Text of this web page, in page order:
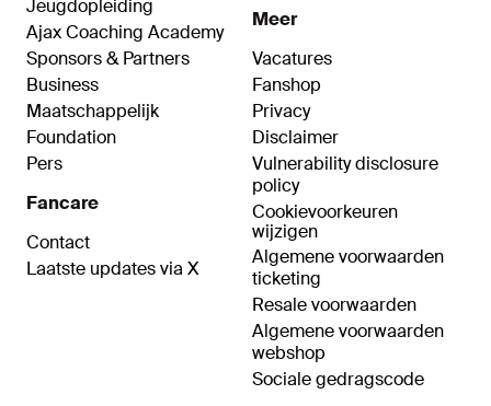
Jeugdopleiding
Ajax Coaching Academy
Sponsors & Partners
Business
Maatschappelijk
Foundation
Pers
Fancare
Contact
Laatste updates via X
Meer
Vacatures
Fanshop
Privacy
Disclaimer
Vulnerability disclosure
policy
Cookievoorkeuren
wijzigen
Algemene voorwaarden
ticketing
Resale voorwaarden
Algemene voorwaarden
webshop
Sociale gedragscode